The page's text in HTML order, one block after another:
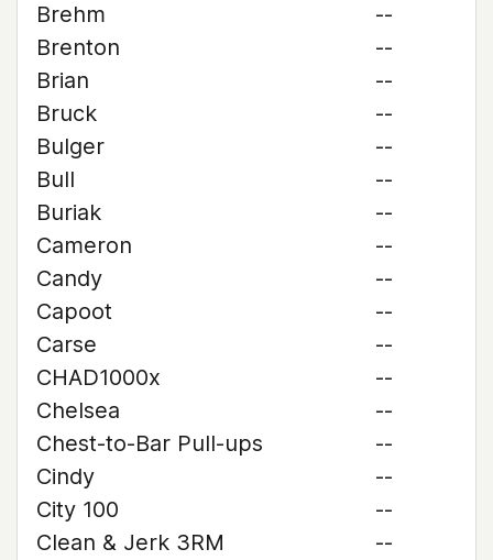
Brehm
--
Brenton
--
Brian
--
Bruck
--
Bulger
--
Bull
--
Buriak
--
Cameron
--
Candy
--
Capoot
--
Carse
--
CHAD1000x
--
Chelsea
--
Chest-to-Bar Pull-ups
--
Cindy
--
City 100
--
Clean & Jerk 3RM
--